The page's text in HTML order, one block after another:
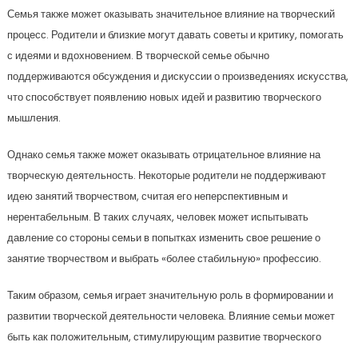
Семья также может оказывать значительное влияние на творческий
процесс. Родители и близкие могут давать советы и критику, помогать
с идеями и вдохновением. В творческой семье обычно
поддерживаются обсуждения и дискуссии о произведениях искусства,
что способствует появлению новых идей и развитию творческого
мышления.
Однако семья также может оказывать отрицательное влияние на
творческую деятельность. Некоторые родители не поддерживают
идею занятий творчеством, считая его неперспективным и
нерентабельным. В таких случаях, человек может испытывать
давление со стороны семьи в попытках изменить свое решение о
занятие творчеством и выбрать «более стабильную» профессию.
Таким образом, семья играет значительную роль в формировании и
развитии творческой деятельности человека. Влияние семьи может
быть как положительным, стимулирующим развитие творческого